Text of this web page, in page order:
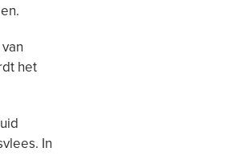
het
In